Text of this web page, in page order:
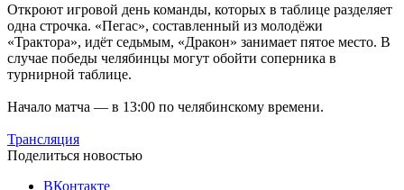
Откроют игровой день команды, которых в таблице разделяет
одна строчка. «Пегас», составленный из молодёжи
«Трактора», идёт седьмым, «Дракон» занимает пятое место. В
случае победы челябинцы могут обойти соперника в
турнирной таблице.
Начало матча — в 13:00 по челябинскому времени.
Трансляция
Поделиться новостью
ВКонтакте